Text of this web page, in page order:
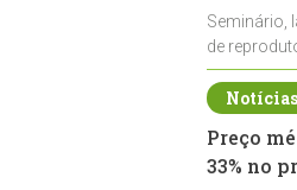
Seminário,
de
durante a
Preço
33% no